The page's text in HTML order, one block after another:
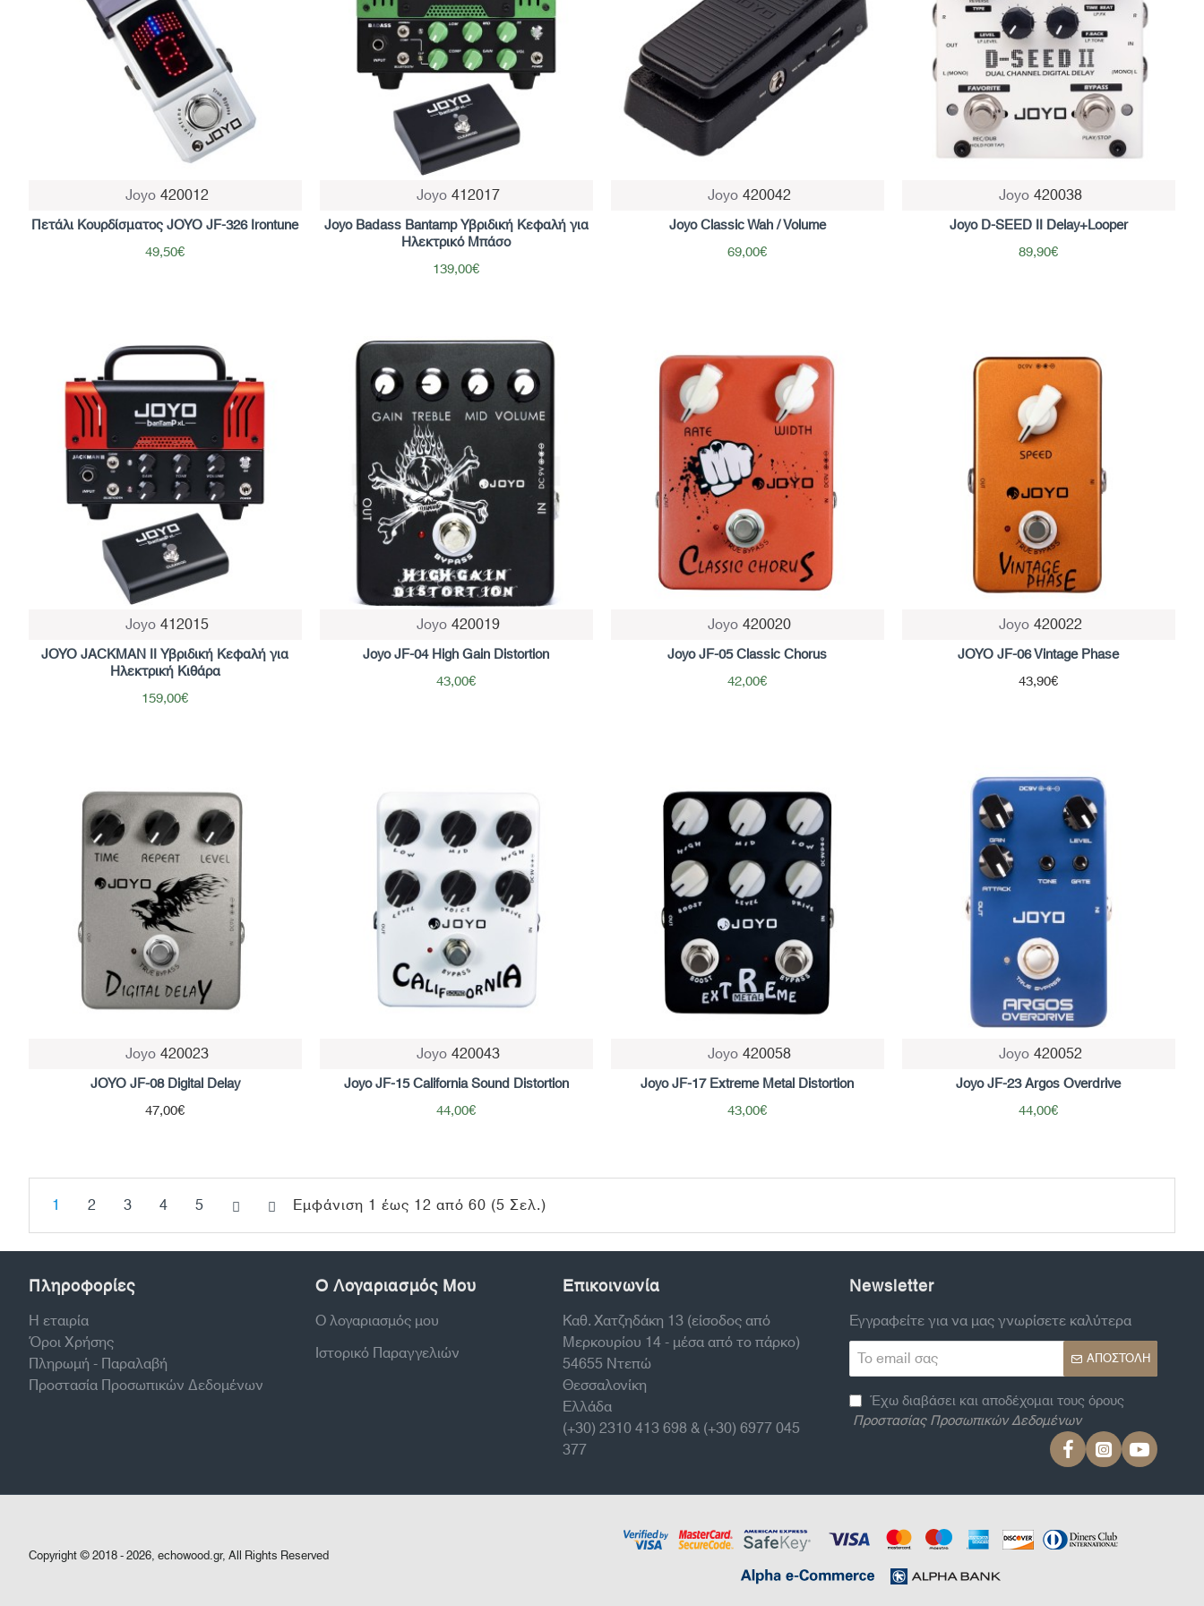
Joyo420012
Πετάλι Κουρδίσματος JOYO JF-326 Irontune
49,50€
Joyo412017
Joyo Badass Bantamp Υβριδική Κεφαλή για
Ηλεκτρικό Μπάσο
139,00€
Joyo420042
Joyo Classic Wah / Volume
69,00€
Joyo420038
Joyo D-SEED II Delay+Looper
89,90€
Joyo412015
JOYO JACKMAN II Υβριδική Κεφαλή για
Ηλεκτρική Κιθάρα
159,00€
Joyo420019
Joyo JF-04 Ηigh Gain Distortion
43,00€
Joyo420020
Joyo JF-05 Classic Chorus
42,00€
Joyo420022
JOYO JF-06 Vintage Phase
43,90€
Joyo420023
JOYO JF-08 Digital Delay
47,00€
Joyo420043
Joyo JF-15 California Sound Distortion
44,00€
Joyo420058
Joyo JF-17 Extreme Metal Distortion
43,00€
Joyo420052
Joyo JF-23 Argos Overdrive
44,00€
1 2 3 4 5 Εμφάνιση 1 έως 12 από 60 (5 Σελ.)
Πληροφορίες
Η εταιρία
Όροι Χρήσης
Πληρωμή - Παραλαβή
Προστασία Προσωπικών Δεδομένων
Ο Λογαριασμός Μου
Ο λογαριασμός μου
Ιστορικό Παραγγελιών
Επικοινωνία
Καθ. Χατζηδάκη 13 (είσοδος από
Μερκουρίου 14 - μέσα από το πάρκο)
54655 Ντεπώ
Θεσσαλονίκη
Ελλάδα
(+30) 2310 413 698 & (+30) 6977 045
377
Newsletter
Εγγραφείτε για να μας γνωρίσετε καλύτερα
Το
email
σας
ΑΠΟΣΤΟΛΉ
Έχω διαβάσει και αποδέχομαι τους όρους
Προστασίας Προσωπικών Δεδομένων
Copyright © 2018 - 2026, echowood.gr, All Rights Reserved